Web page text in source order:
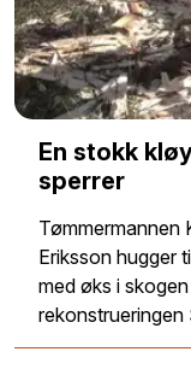
En stokk
sperrer
Tømmermannen
Eriksson hugger
med øks i